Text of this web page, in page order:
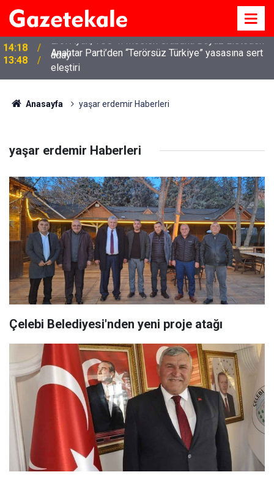
13:48
Anahtar Parti’den “Terörsüz Türkiye” yasasına sert
eleştiri
Anasayfa yaşar erdemir Haberleri
yaşar erdemir Haberleri
Çelebi Belediyesi'nden yeni proje atağı